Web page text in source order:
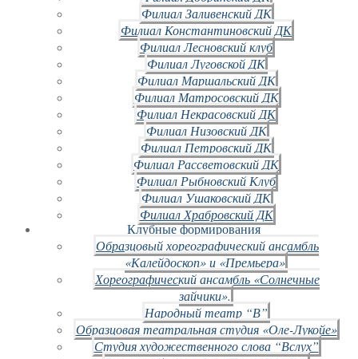
Филиал Заливенский ДК
Филиал Константиновский ДК
Филиал Лесновский клуб
Филиал Луговской ДК
Филиал Маршальский ДК
Филиал Матросовский ДК
Филиал Некрасовский ДК
Филиал Низовский ДК
Филиал Петровский ДК
Филиал Рассветовский ДК
Филиал Рыбновский Клуб
Филиал Ушаковский ДК
Филиал Храбровский ДК
Клубные формирования
Образцовый хореографический ансамбль
«Калейдоскоп» и «Премьера»
Хореографический ансамбль «Солнечные
зайчики».
Народный театр “В”
Образцовая театральная студия «Оле-Лукойе»
Студия художественного слова “Вслух”